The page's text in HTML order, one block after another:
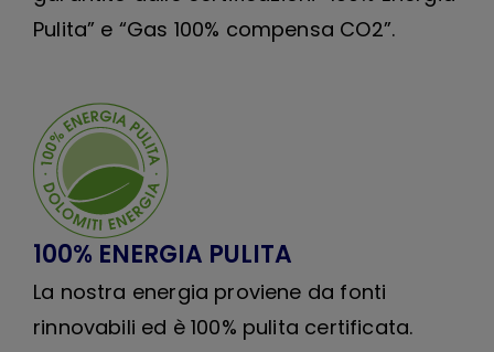
Pulita” e “Gas 100% compensa CO2”.
100% ENERGIA PULITA
La nostra energia proviene da fonti
rinnovabili ed è 100% pulita certificata.